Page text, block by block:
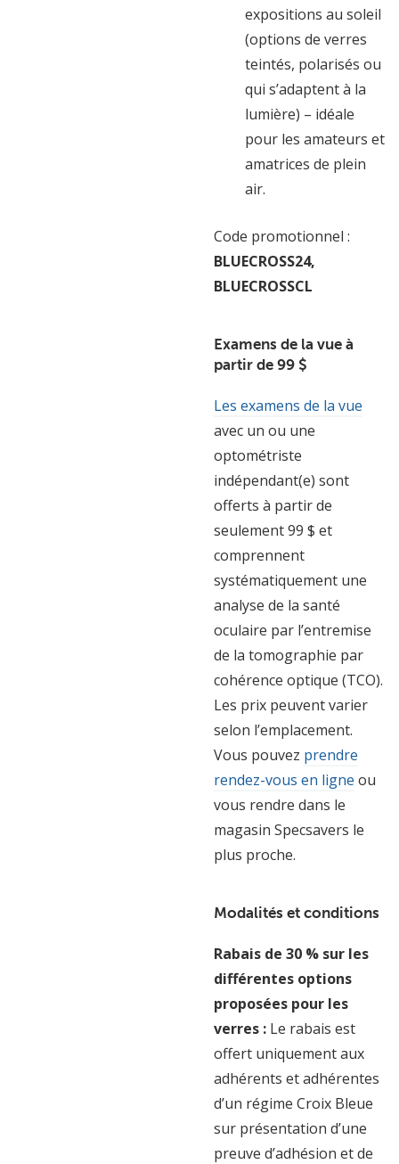
expositions au soleil
(options de verres
teintés, polarisés ou
qui s’adaptent à la
lumière) – idéale
pour les amateurs et
amatrices de plein
air.
Code promotionnel :
BLUECROSS24,
BLUECROSSCL
Examens de la vue à
partir de 99 $
Les examens de la vue
avec un ou une
optométriste
indépendant(e) sont
offerts à partir de
seulement 99 $ et
comprennent
systématiquement une
analyse de la santé
oculaire par l’entremise
de la tomographie par
cohérence optique (TCO).
Les prix peuvent varier
selon l’emplacement.
Vous pouvez prendre
rendez-vous en ligne ou
vous rendre dans le
magasin Specsavers le
plus proche.
Modalités et conditions
Rabais de 30 % sur les
différentes options
proposées pour les
verres : Le rabais est
offert uniquement aux
adhérents et adhérentes
d’un régime Croix Bleue
sur présentation d’une
preuve d’adhésion et de